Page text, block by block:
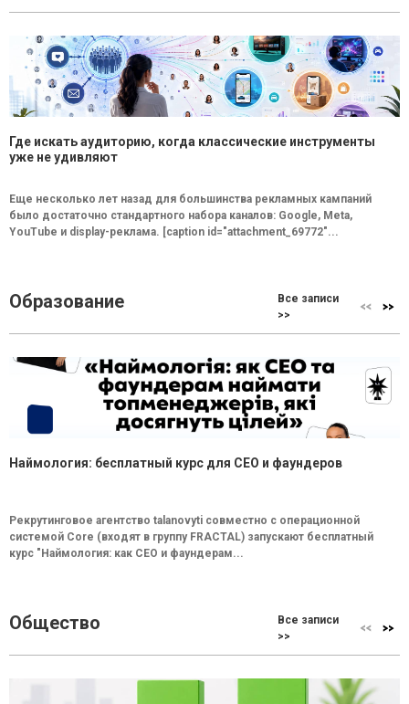
Где искать аудиторию, когда классические инструменты
уже не удивляют
Еще несколько лет назад для большинства рекламных кампаний
было достаточно стандартного набора каналов: Google, Meta,
YouTube и display-реклама. [caption id="attachment_69772"...
Образование
Все записи
>>
Наймология: бесплатный курс для CEO и фаундеров
Рекрутинговое агентство talanovyti совместно с операционной
системой Core (входят в группу FRACTAL) запускают бесплатный
курс "Наймология: как СEO и фаундерам...
Общество
Все записи
>>